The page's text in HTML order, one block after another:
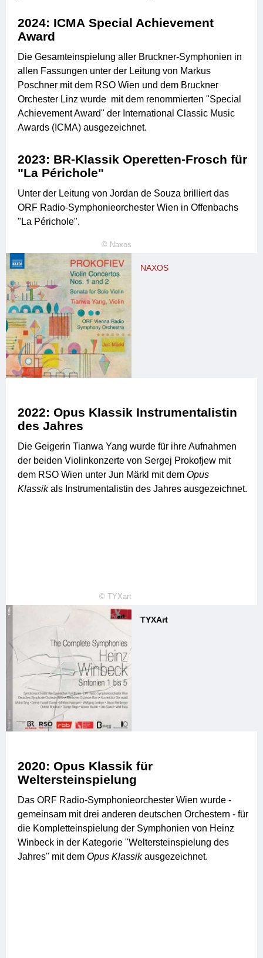
2024: ICMA Special Achievement
Award
Die Gesamteinspielung aller Bruckner-Symphonien in
allen Fassungen unter der Leitung von Markus
Poschner mit dem RSO Wien und dem Bruckner
Orchester Linz wurde mit dem renommierten "Special
Achievement Award" der International Classic Music
Awards (ICMA) ausgezeichnet.
2023: BR-Klassik Operetten-Frosch für
"La Périchole"
Unter der Leitung von Jordan de Souza brilliert das
ORF Radio-Symphonieorchester Wien in Offenbachs
"La Périchole".
© Naxos
NAXOS
2022: Opus Klassik Instrumentalistin
des Jahres
Die Geigerin Tianwa Yang wurde für ihre Aufnahmen
der beiden Violinkonzerte von Sergej Prokofjew mit
dem RSO Wien unter Jun Märkl mit dem Opus
Klassikals Instrumentalistin des Jahres ausgezeichnet.
© TYXart
TYXArt
2020: Opus Klassik für
Weltersteinspielung
Das ORF Radio-Symphonieorchester Wien wurde -
gemeinsam mit drei anderen deutschen Orchestern - für
die Kompletteinspielung der Symphonien von Heinz
Winbeck in der Kategorie "Weltersteinspielung des
Jahres" mit dem Opus Klassikausgezeichnet.